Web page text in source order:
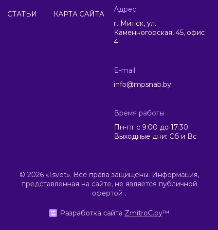
СТАТЬИ КАРТА САЙТА
Адрес
г. Минск, ул.
Каменногорская, 45, офис
4
E-mail
info@mpsnab.by
Время работы
Пн-пт с 9:00 до 17:30
Выходные дни: Сб и Вс
© 2026 «1svet». Все права защищены. Информация,
представленная на сайте, не является публичной
офертой .
Разработка сайта ZmitroC.by™